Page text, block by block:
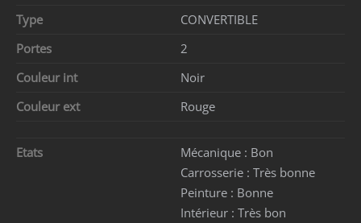
Type
CONVERTIBLE
Portes
2
Couleur int
Noir
Couleur ext
Rouge
Etats Mécanique : Bon
Carrosserie : Très bonne
Peinture : Bonne
Intérieur : Très bon